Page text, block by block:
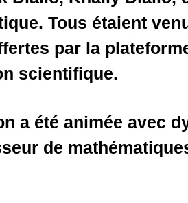
Tous étaient
par la
scientifique.
a été animée avec
de